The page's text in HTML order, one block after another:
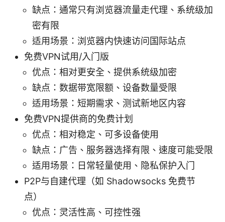
缺点：通常只有浏览器流量走代理、系统级加
密有限
适用场景：浏览器内快速访问国际站点
免费VPN试用/入门版
优点：相对更安全、提供系统级加密
缺点：数据带宽限额、设备数量受限
适用场景：短期需求、测试新地区内容
免费VPN提供商的免费计划
优点：相对稳定、可多设备使用
缺点：广告、服务器选择有限、速度可能受限
适用场景：日常轻量使用、隐私保护入门
P2P与自建代理（如 Shadowsocks 免费节
点）
优点：灵活性高、可控性强